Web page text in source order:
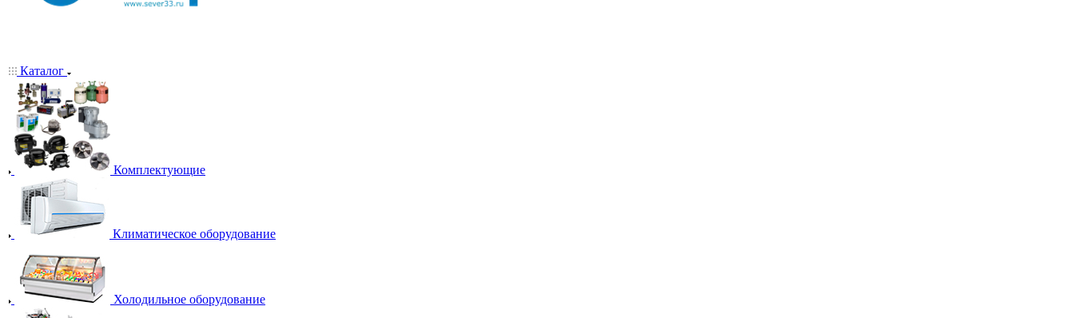
Каталог
Комплектующие
Климатическое оборудование
Холодильное оборудование